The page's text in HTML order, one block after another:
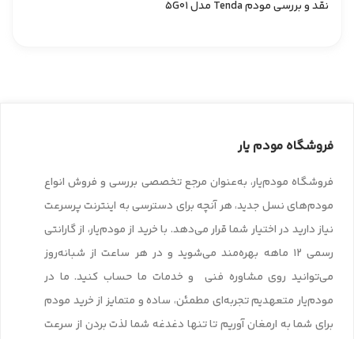
نقد و بررسی مودم Tenda مدل 5G01
فروشگاه مودم یار
فروشگاه مودم‌یار، به‌عنوان مرجع تخصصی بررسی و فروش انواع
مودم‌های نسل جدید، هر آنچه برای دسترسی به اینترنت پرسرعت
نیاز دارید در اختیار شما قرار می‌دهد. با خرید از مودم‌یار، از گارانتی
رسمی ۱۲ ماهه بهره‌مند می‌شوید و در هر ساعت از شبانه‌روز
می‌توانید روی مشاوره فنی و خدمات ما حساب کنید. ما در
مودم‌یار متعهدیم تجربه‌ای مطمئن، ساده و متمایز از خرید مودم
برای شما به ارمغان آوریم تا تنها دغدغه شما لذت بردن از سرعت